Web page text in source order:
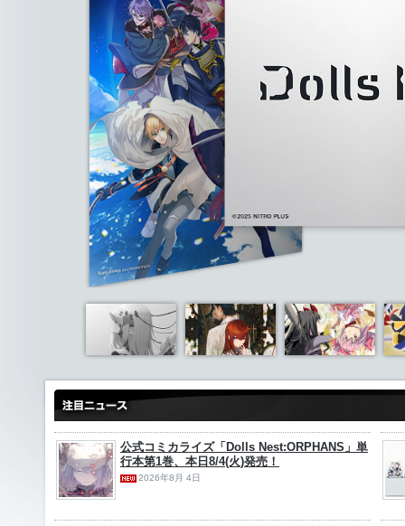
公式コミカライズ「Dolls Nest:ORPHANS」単
行本第1巻、本日8/4(火)発売！
2026年8月 4日